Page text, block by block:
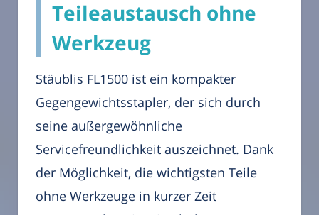
Teileaustausch ohne
Werkzeug
Stäublis FL1500 ist ein kompakter
Gegengewichtsstapler, der sich durch
seine außergewöhnliche
Servicefreundlichkeit auszeichnet. Dank
der Möglichkeit, die wichtigsten Teile
ohne Werkzeuge in kurzer Zeit